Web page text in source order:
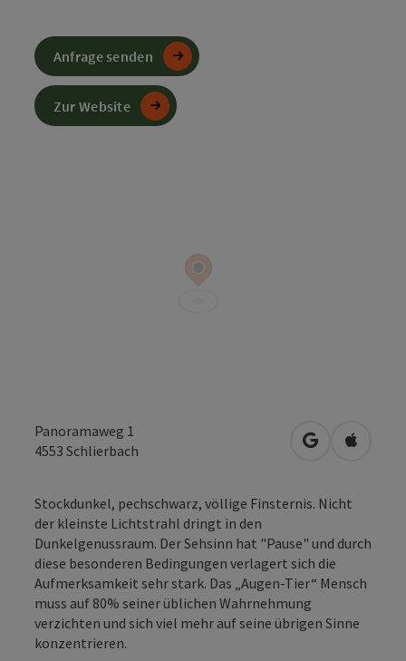
Panoramaweg 1
4553 Schlierbach in Google
in
Stockdunkel, pechschwarz, völlige Finsternis. Nicht
der kleinste Lichtstrahl dringt in den
Dunkelgenussraum. Der Sehsinn hat "Pause" und durch
diese besonderen Bedingungen verlagert sich die
Aufmerksamkeit sehr stark. Das „Augen-Tier“ Mensch
muss auf 80% seiner üblichen Wahrnehmung
verzichten und sich viel mehr auf seine übrigen Sinne
konzentrieren.
Anfrage senden
Zur Website